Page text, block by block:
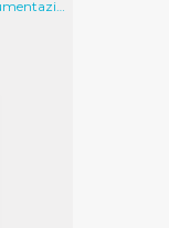
Documentazione